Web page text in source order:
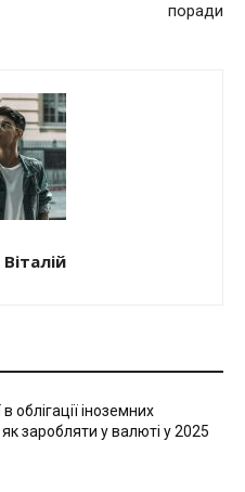
поради
в облігації іноземних
заробляти у валюті у 2025